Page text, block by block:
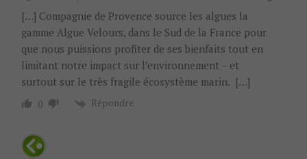
[…] Compagnie de Provence source les algues la
gamme Algue Velours, dans le Sud de la France pour
que nous puissions profiter de ses bienfaits tout en
limitant notre impact sur l’environnement – et
surtout sur le très fragile écosystème marin. […]
0 Répondre